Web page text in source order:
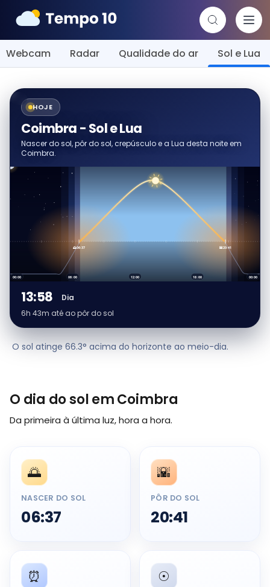
Webcam Radar Qualidade do ar Sol e Lua
🌅 06:37 🌇 20:41
00:00 06:00 12:00 18:00 00:00
HOJE
Coimbra - Sol e Lua
Nascer do sol, pôr do sol, crepúsculo e a Lua desta noite em
Coimbra.
13:58
Dia
6h 43m até ao pôr do sol
O sol atinge 66.3° acima do horizonte ao meio-dia.
O dia do sol em Coimbra
Da primeira à última luz, hora a hora.
🌅
NASCER DO SOL
06:37
🌇
PÔR DO SOL
20:41
⏰ ☉️